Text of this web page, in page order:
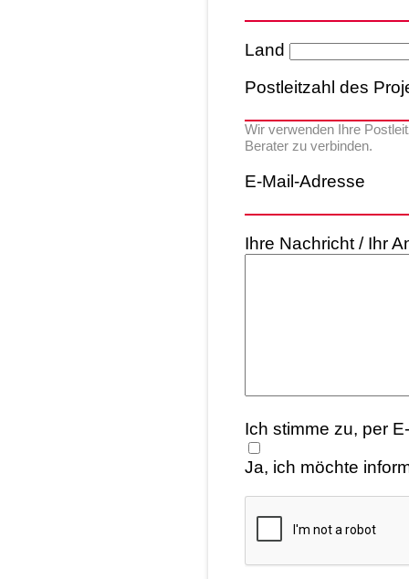
Land
Postleitzahl des
Wir verwenden Ihre
Berater zu verbinden.
E-Mail-Adresse
Ihre Nachricht / Ihr
Ich stimme zu, per
Ja, ich möchte